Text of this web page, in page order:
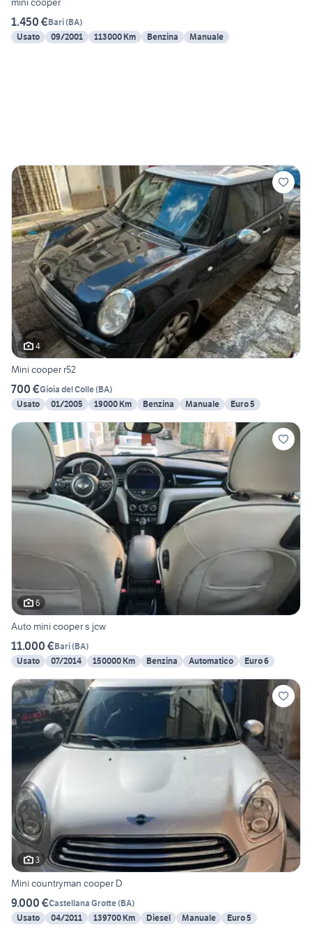
1.450 €Bari(BA)
Usato
09/2001 113000 Km Benzina Manuale
4
Mini cooper r52
700 €Gioia del Colle(BA)
Usato
01/2005 19000 Km Benzina Manuale Euro 5
6
Auto mini cooper s jcw
11.000 €Bari(BA)
Usato
07/2014 150000 Km Benzina Automatico Euro 6
3
Mini countryman cooper D
9.000 €Castellana Grotte(BA)
Usato
04/2011 139700 Km Diesel Manuale Euro 5